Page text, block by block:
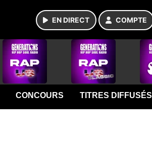
EN DIRECT COMPTE
CONCOURS TITRES DIFFUSÉS